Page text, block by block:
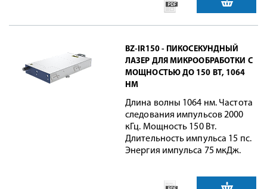
BZ-IR150 - ПИКОСЕКУНДНЫЙ
ЛАЗЕР ДЛЯ МИКРООБРАБОТКИ С
МОЩНОСТЬЮ ДО 150 ВТ, 1064
НМ
Длина волны 1064 нм. Частота
следования импульсов 2000
кГц. Мощность 150 Вт.
Длительность импульса 15 пс.
Энергия импульса 75 мкДж.